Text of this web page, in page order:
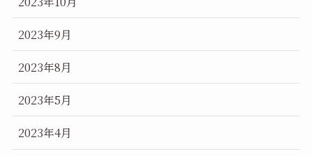
2023年9月
2023年8月
2023年5月
2023年4月